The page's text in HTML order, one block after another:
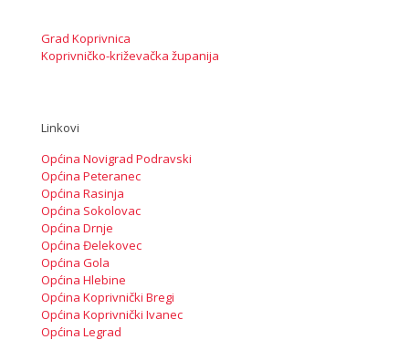
Grad Koprivnica
Koprivničko-križevačka županija
Linkovi
Općina Novigrad Podravski
Općina Peteranec
Općina Rasinja
Općina Sokolovac
Općina Drnje
Općina Đelekovec
Općina Gola
Općina Hlebine
Općina Koprivnički Bregi
Općina Koprivnički Ivanec
Općina Legrad